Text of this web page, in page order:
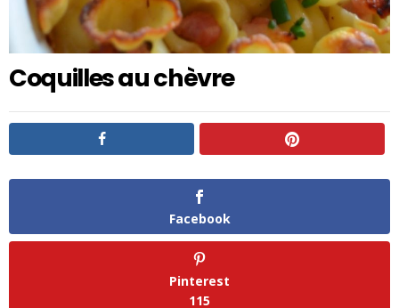
Coquilles au chèvre
Facebook
Pinterest
115